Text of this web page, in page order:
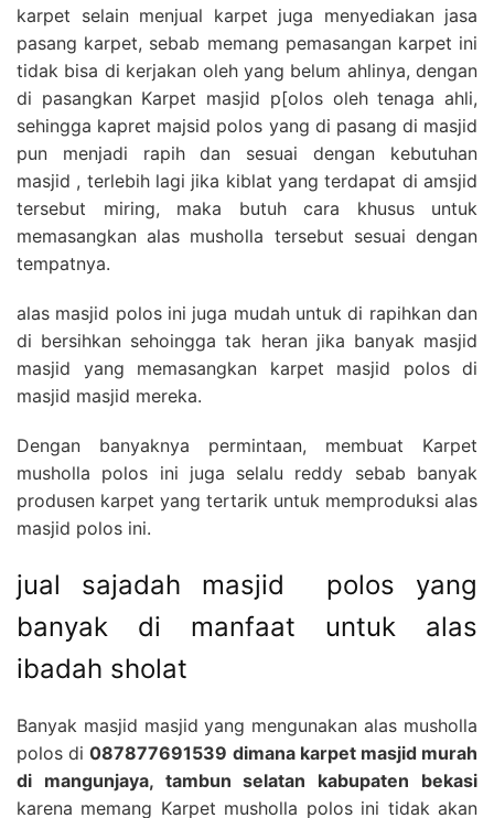
karpet selain menjual karpet juga menyediakan jasa
pasang karpet, sebab memang pemasangan karpet ini
tidak bisa di kerjakan oleh yang belum ahlinya, dengan
di pasangkan Karpet masjid p[olos oleh tenaga ahli,
sehingga kapret majsid polos yang di pasang di masjid
pun menjadi rapih dan sesuai dengan kebutuhan
masjid , terlebih lagi jika kiblat yang terdapat di amsjid
tersebut miring, maka butuh cara khusus untuk
memasangkan alas musholla tersebut sesuai dengan
tempatnya.
alas masjid polos ini juga mudah untuk di rapihkan dan
di bersihkan sehoingga tak heran jika banyak masjid
masjid yang memasangkan karpet masjid polos di
masjid masjid mereka.
Dengan banyaknya permintaan, membuat Karpet
musholla polos ini juga selalu reddy sebab banyak
produsen karpet yang tertarik untuk memproduksi alas
masjid polos ini.
jual sajadah masjid polos yang
banyak di manfaat untuk alas
ibadah sholat
Banyak masjid masjid yang mengunakan alas musholla
polos di087877691539 dimana karpet masjid murah
di mangunjaya, tambun selatan kabupaten bekasi
karena memang Karpet musholla polos ini tidak akan